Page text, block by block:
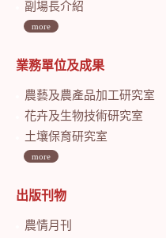
副場長介紹
more
業務單位及成果
農藝及農產品加工研究室
花卉及生物技術研究室
土壤保育研究室
more
出版刊物
農情月刊